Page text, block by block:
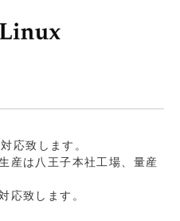
応致します。
産は八王子本社工場、量産
応致します。